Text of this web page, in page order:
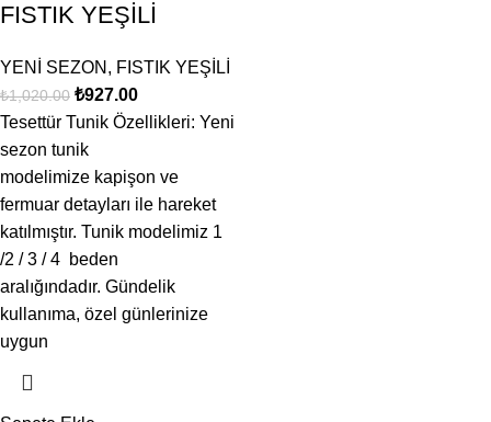
FISTIK YEŞİLİ
YENİ SEZON , FISTIK YEŞİLİ
₺1,020.00 ₺927.00
Tesettür Tunik Özellikleri: Yeni
sezon tunik
modelimize kapişon ve
fermuar detayları ile hareket
katılmıştır. Tunik modelimiz 1
/2 / 3 / 4 beden
aralığındadır. Gündelik
kullanıma, özel günlerinize
uygun